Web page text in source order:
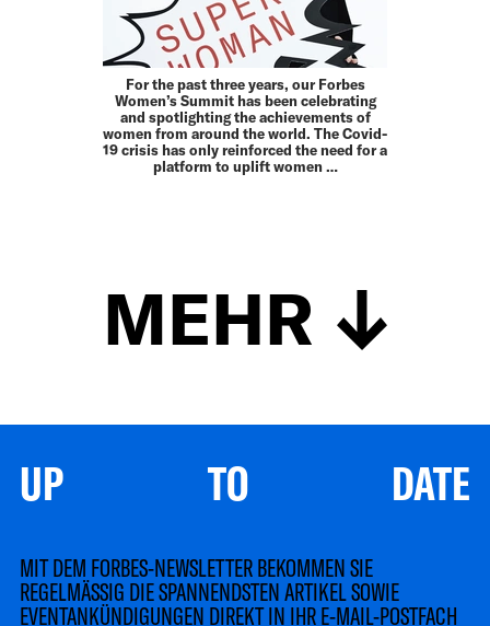
For the past three years, our Forbes
Women’s Summit has been celebrating
and spotlighting the achievements of
women from around the world. The Covid-
19 crisis has only reinforced the need for a
platform to uplift women …
MEHR
UP TO DATE
MIT DEM FORBES-NEWSLETTER BEKOMMEN SIE
REGELMÄSSIG DIE SPANNENDSTEN ARTIKEL SOWIE
EVENTANKÜNDIGUNGEN DIREKT IN IHR E-MAIL-POSTFACH